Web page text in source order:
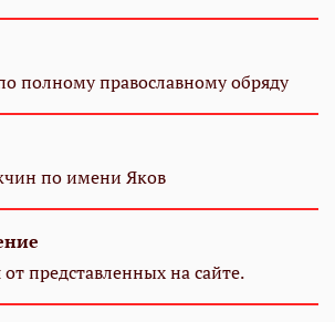
полному православному обряду
по имени Яков
от представленных на сайте.